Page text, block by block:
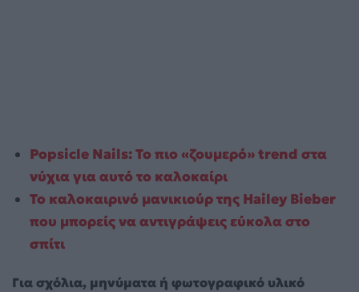
Popsicle Nails: Το πιο «ζουμερό» trend στα
νύχια για αυτό το καλοκαίρι
Το καλοκαιρινό μανικιούρ της Hailey Bieber
που μπορείς να αντιγράψεις εύκολα στο
σπίτι
Για σχόλια, μηνύματα ή φωτογραφικό υλικό